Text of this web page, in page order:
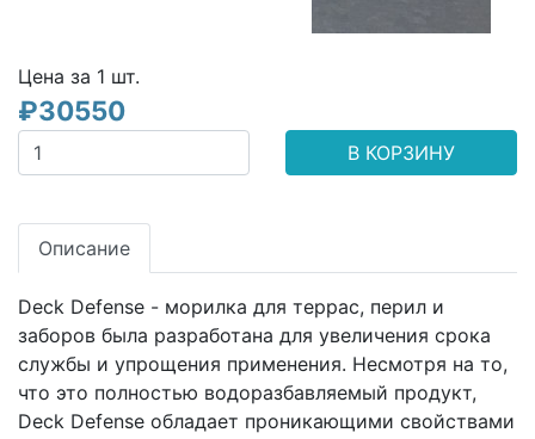
Цена за 1 шт.
₽30550
В КОРЗИНУ
Описание
Deck Defense - морилка для террас, перил и
заборов была разработана для увеличения срока
службы и упрощения применения. Несмотря на то,
что это полностью водоразбавляемый продукт,
Deck Defense обладает проникающими свойствами